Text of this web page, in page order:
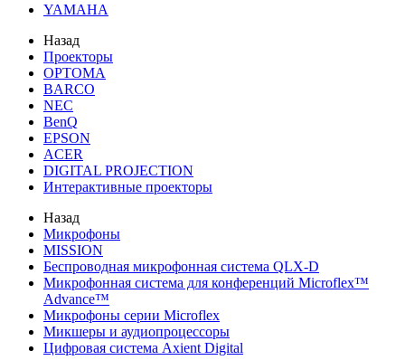
YAMAHA
Назад
Проекторы
OPTOMA
BARCO
NEC
BenQ
EPSON
ACER
DIGITAL PROJECTION
Интерактивные проекторы
Назад
Микрофоны
MISSION
Беспроводная микрофонная система QLX-D
Микрофонная система для конференций Microflex™
Advance™
Микрофоны серии Microflex
Микшеры и аудиопроцессоры
Цифровая система Axient Digital